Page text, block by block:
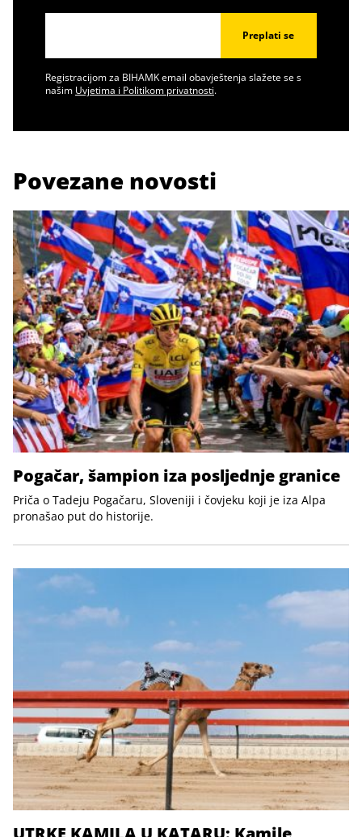
Preplati se
Registracijom za BIHAMK email obavještenja slažete se s
našim Uvjetima i Politikom privatnosti.
Povezane novosti
Pogačar, šampion iza posljednje granice
Priča o Tadeju Pogačaru, Sloveniji i čovjeku koji je iza Alpa
pronašao put do historije.